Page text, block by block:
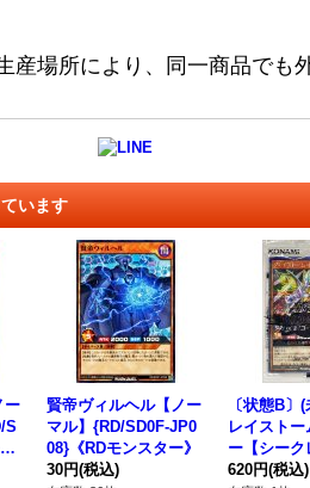
産場所により、同一商品でも
います
ー
S
賢帝ヴィルヘル【ノー
マル】{RD/SD0F-JP0
08}《RDモンスター》
30円(税込)
〔状態B〕
レイストー
ー【シーク
D/G002-
620円(税込)